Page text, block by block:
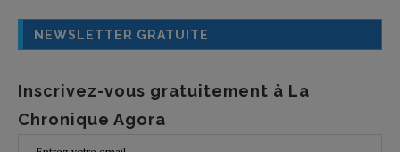
NEWSLETTER GRATUITE
Inscrivez-vous gratuitement à La
Chronique Agora